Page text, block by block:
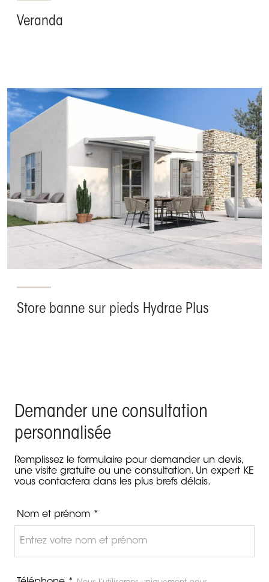
Veranda
Store banne sur pieds Hydrae Plus
Demander une consultation
personnalisée
Remplissez le formulaire pour demander un devis,
une visite gratuite ou une consultation. Un expert KE
vous contactera dans les plus brefs délais.
Nom et prénom *